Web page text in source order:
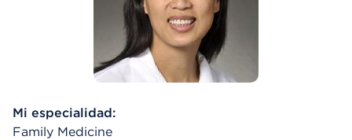
Mi especialidad:
Family Medicine